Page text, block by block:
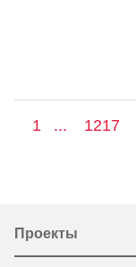
1 ... 1217
Проекты